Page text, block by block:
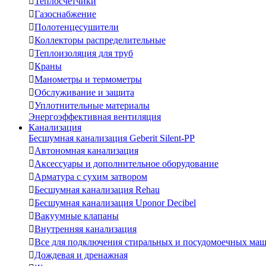
Газоснабжение
Полотенцесушители
Коллекторы распределительные
Теплоизоляция для труб
Краны
Манометры и термометры
Обслуживание и защита
Уплотнительные материалы
Энергоэффективная вентиляция
Канализация
Бесшумная канализация Geberit Silent-PP
Автономная канализация
Аксессуары и дополнительное оборудование
Арматура с сухим затвором
Бесшумная канализация Rehau
Бесшумная канализация Uponor Decibel
Вакуумные клапаны
Внутренняя канализация
Все для подключения стиральных и посудомоечных
Дождевая и дренажная